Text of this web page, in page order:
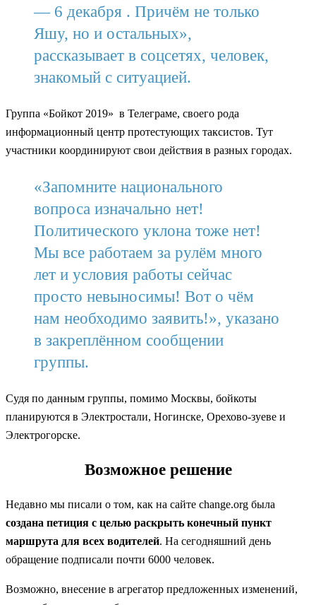
— 6 декабря . Причём не только
Яшу, но и остальных»,
рассказывает в соцсетях, человек,
знакомый с ситуацией.
Группа «Бойкот 2019» в Телеграме, своего рода
информационный центр протестующих таксистов. Тут
участники координируют свои действия в разных городах.
«Запомните национального
вопроса изначально нет!
Политического уклона тоже нет!
Мы все работаем за рулём много
лет и условия работы сейчас
просто невыносимы! Вот о чём
нам необходимо заявить!», указано
в закреплённом сообщении
группы.
Судя по данным группы, помимо Москвы, бойкоты
планируются в Электростали, Ногинске, Орехово-зуеве и
Электрогорске.
Возможное решение
Недавно мы писали о том, как на сайте change.org была
создана петиция с целью раскрыть конечный пункт
маршрута для всех водителей. На сегодняшний день
обращение подписали почти 6000 человек.
Возможно, внесение в агрегатор предложенных изменений,